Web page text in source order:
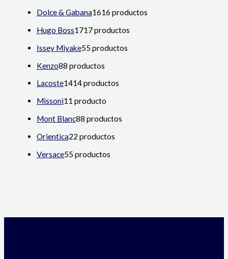
Dolce & Gabana1616 productos
Hugo Boss1717 productos
Issey Miyake55 productos
Kenzo88 productos
Lacoste1414 productos
Missoni11 producto
Mont Blanc88 productos
Orientica22 productos
Versace55 productos